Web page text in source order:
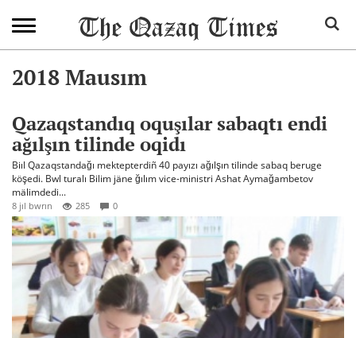
2018 Mausım
Qazaqstandıq oquşılar sabaqtı endi
ağılşın tilinde oqidı
Biıl Qazaqstandağı mektepterdiñ 40 payızı ağılşın tilinde sabaq beruge
köşedi. Bwl turalı Bilim jäne ğılım vice-ministri Ashat Aymağambetov
mälimdedi...
8 jıl bwrın 285 0